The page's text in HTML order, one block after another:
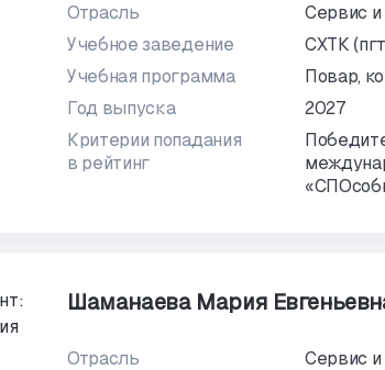
Отрасль
Сервис
Учебное заведение
СХТК
Учебная программа
Повар,
Год выпуска
2027
Критерии попадания
в рейтинг
Шаманаева Мария
Отрасль
Сервис